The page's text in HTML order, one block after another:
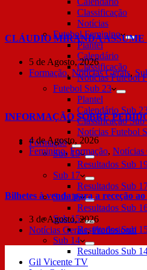
Classificação
Notícias
Futebol Feminino
Plantel
Calendário
Classificação
Notícias Futebol
Futebol Sub 23
Plantel
Calendário Sub
Classificação Sub
Notícias Futebol
Formação
Sub 19
Resultados Sub
Sub 17
Resultados Sub
Sub 16
Resultados Sub
Sub 15
Resultados Sub
Sub 14
Resultados Sub
Gil Vicente TV
CLÁUDIO MIRANDA ASSUME
5 de Agosto, 2026
Formação, Notícias Gerais,
INFORMAÇÃO SOBRE
4 de Agosto, 2026
Feminino,Formação, Notícias
Bilhetes à venda para a receção
3 de Agosto, 2026
Notícias Gerais,Profissional